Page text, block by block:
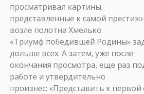
просматривал картины,
представленные к самой
возле полотна Хмелько
«Триумф победившей Родины»
дольше всех. А затем, уже после
окончания просмотра, еще раз
работе и утвердительно
произнес: «Представить к первой